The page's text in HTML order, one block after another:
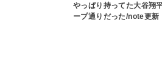
やっぱり持ってた大谷翔
ープ通りだった/note更新